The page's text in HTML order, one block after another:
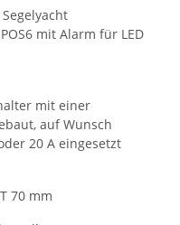
mit Alarm für LED
mit einer
auf Wunsch
20 A eingesetzt
70 mm